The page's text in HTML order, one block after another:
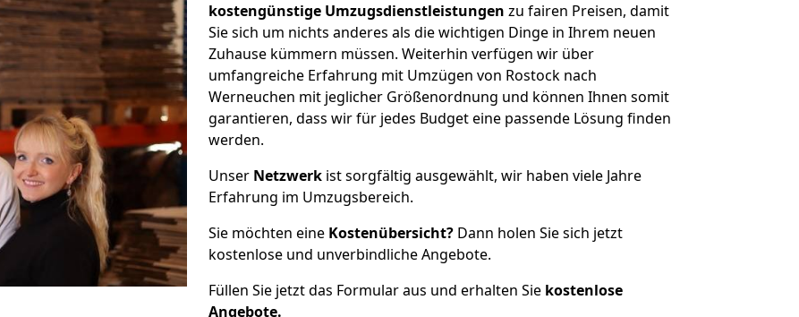
kostengünstige Umzugsdienstleistungen zu fairen Preisen, damit
Sie sich um nichts anderes als die wichtigen Dinge in Ihrem neuen
Zuhause kümmern müssen. Weiterhin verfügen wir über
umfangreiche Erfahrung mit Umzügen von Rostock nach
Werneuchen mit jeglicher Größenordnung und können Ihnen somit
garantieren, dass wir für jedes Budget eine passende Lösung finden
werden.
Unser Netzwerk ist sorgfältig ausgewählt, wir haben viele Jahre
Erfahrung im Umzugsbereich.
Sie möchten eine Kostenübersicht? Dann holen Sie sich jetzt
kostenlose und unverbindliche Angebote.
Füllen Sie jetzt das Formular aus und erhalten Sie kostenlose
Angebote.